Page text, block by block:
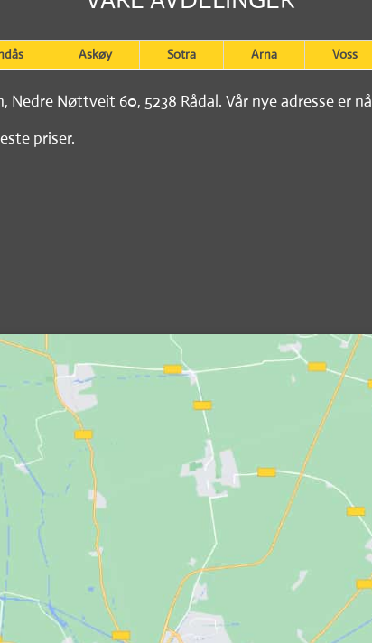
Askøy Sotra Arna Voss
Nøttveit 60, 5238 Rådal. Vår nye adresse er nå
priser.